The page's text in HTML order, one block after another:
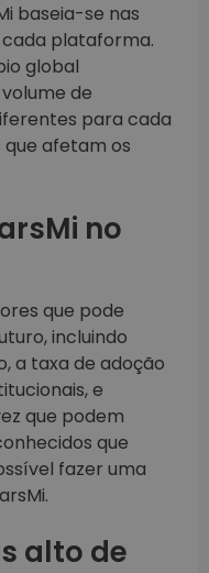
baseia-se nas
plataforma.
global
de
para cada
afetam os
no
que pode
incluindo
a taxa de adoção
e
que podem
que
fazer uma
alto de